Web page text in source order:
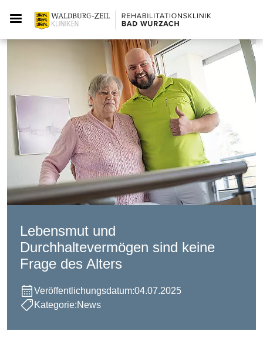
Lebensmut und
Durchhaltevermögen sind keine
Frage des Alters
Veröffentlichungsdatum:04.07.2025
Kategorie:News